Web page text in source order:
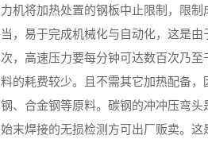
力机将加热处置的钢板中止限制，限
当，易于完成机械化与自动化，这是
次，高速压力要每分钟可达数百次乃
料的耗费较少。且不需其它加热配备
钢、合金钢等原料。碳钢的冲冲压弯
始末焊接的无损检测方可出厂贩卖。